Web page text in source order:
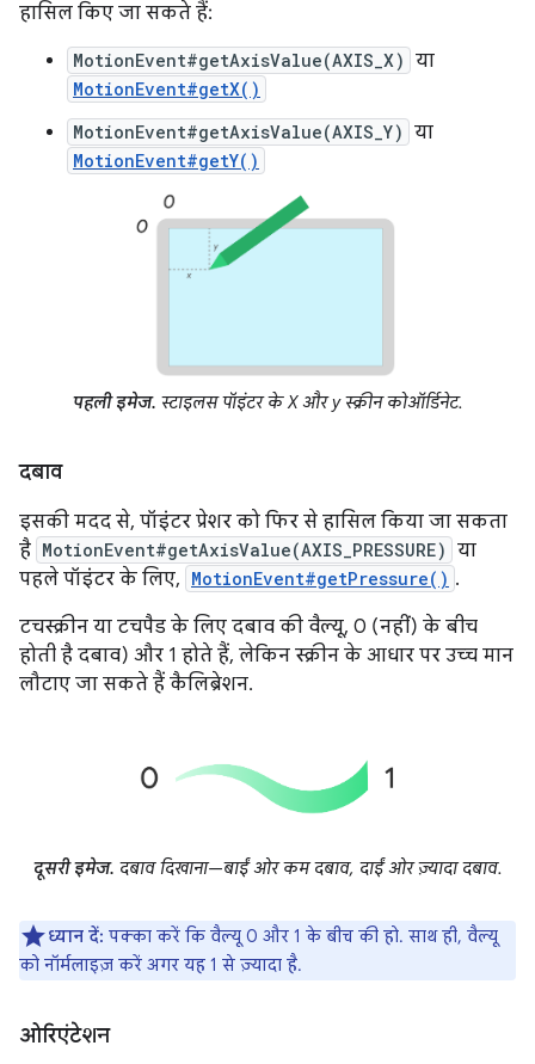
हासिल किए जा सकते हैं:
MotionEvent#getAxisValue(AXIS_X) या
MotionEvent#getX()
MotionEvent#getAxisValue(AXIS_Y) या
MotionEvent#getY()
पहली इमेज. स्टाइलस पॉइंटर के X और y स्क्रीन कोऑर्डिनेट.
दबाव
इसकी मदद से, पॉइंटर प्रेशर को फिर से हासिल किया जा सकता
है MotionEvent#getAxisValue(AXIS_PRESSURE) या
पहले पॉइंटर के लिए, MotionEvent#getPressure() .
टचस्क्रीन या टचपैड के लिए दबाव की वैल्यू, 0 (नहीं) के बीच
होती है दबाव) और 1 होते हैं, लेकिन स्क्रीन के आधार पर उच्च मान
लौटाए जा सकते हैं कैलिब्रेशन.
दूसरी इमेज. दबाव दिखाना—बाईं ओर कम दबाव, दाईं ओर ज़्यादा दबाव.
ध्यान दें: पक्का करें कि वैल्यू 0 और 1 के बीच की हो. साथ ही, वैल्यू
को नॉर्मलाइज़ करें अगर यह 1 से ज़्यादा है.
ओरिएंटेशन